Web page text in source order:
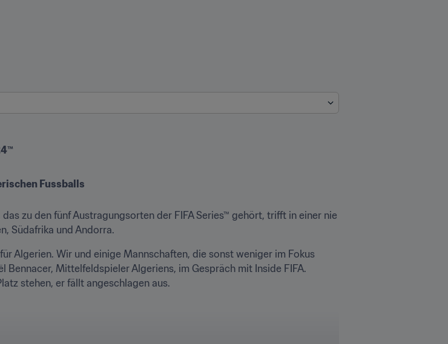
Fussballs
zu den fünf Austragungsorten der FIFA Series™ gehört, trifft in einer nie
Südafrika und Andorra.
Algerien. Wir und einige Mannschaften, die sonst weniger im Fokus
Bennacer, Mittelfeldspieler Algeriens, im Gespräch mit Inside FIFA.
stehen, er fällt angeschlagen aus.